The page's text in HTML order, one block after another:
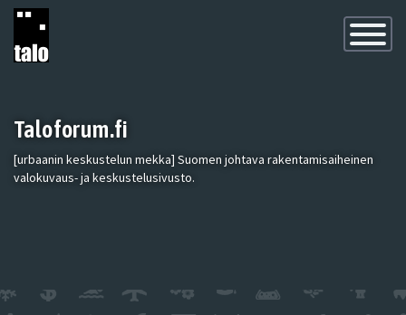
Toggle
Taloforum.fi
[urbaanin keskustelun mekka] Suomen johtava rakentamisaiheinen
valokuvaus- ja keskustelusivusto.